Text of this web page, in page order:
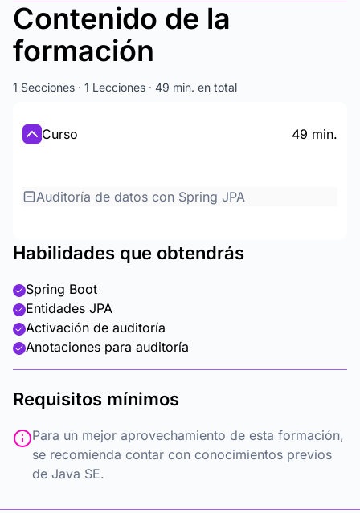
Contenido de la
formación
1 Secciones · 1 Lecciones · 49 min. en total
Curso 49 min.
Auditoría de datos con Spring JPA
Habilidades que obtendrás
Spring Boot
Entidades JPA
Activación de auditoría
Anotaciones para auditoría
Requisitos mínimos
Para un mejor aprovechamiento de esta formación,
se recomienda contar con conocimientos previos
de Java SE.